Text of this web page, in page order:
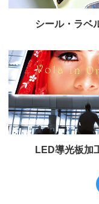
シール・ラベ
LED導光板加